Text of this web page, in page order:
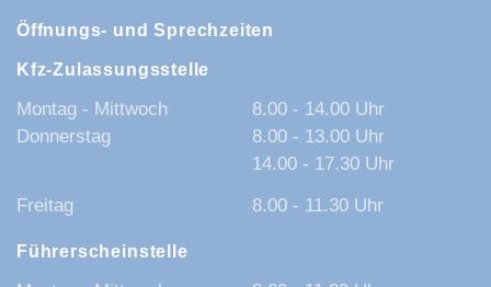
Öffnungs- und Sprechzeiten
Kfz-Zulassungsstelle
Montag - Mittwoch
8.00 - 14.00 Uhr
Donnerstag
8.00 - 13.00 Uhr
14.00 - 17.30 Uhr
Freitag
8.00 - 11.30 Uhr
Führerscheinstelle